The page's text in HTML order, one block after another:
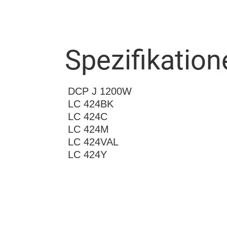
DCP J 1200W
LC 424BK
LC 424C
LC 424M
LC 424VAL
LC 424Y